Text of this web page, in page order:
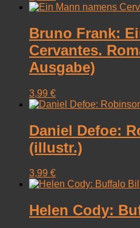
Bruno Frank:
Cervantes.
Ausgabe)
3,99 €
Daniel Defoe:
(illustr.)
3,99 €
Helen Cody: